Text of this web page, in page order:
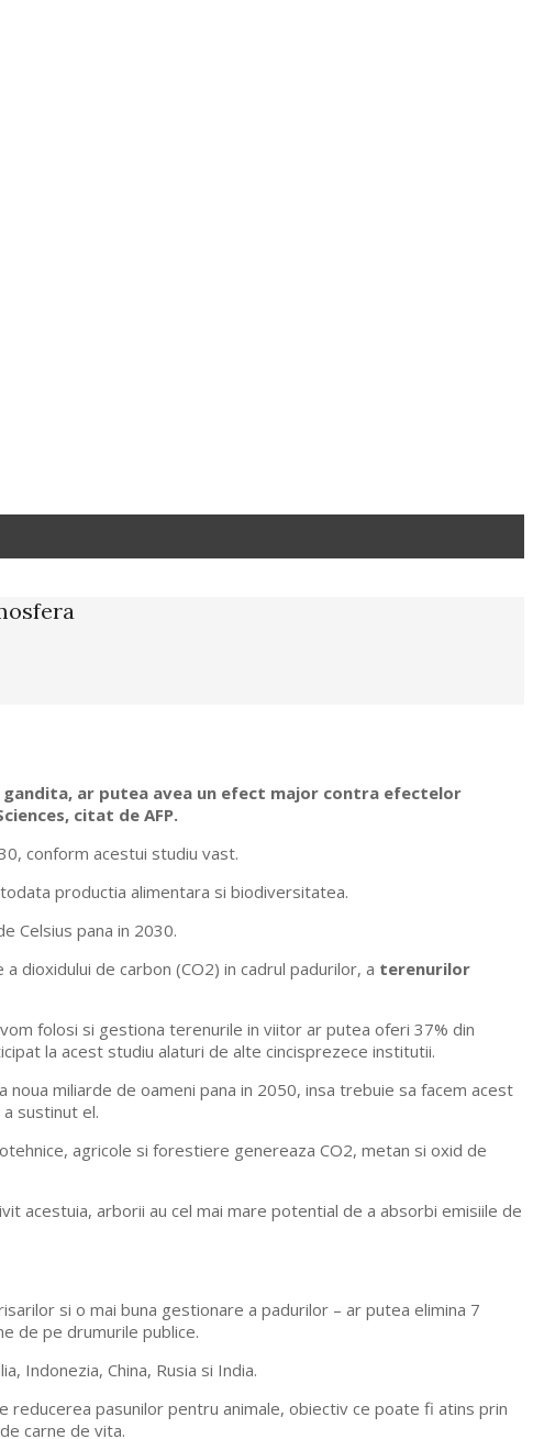
gandita, ar putea avea un efect major contra efectelor
citat de AFP.
conform acestui studiu vast.
productia alimentara si biodiversitatea.
Celsius pana in 2030.
dioxidului de carbon (CO2) in cadrul padurilor, a terenurilor
folosi si gestiona terenurile in viitor ar putea oferi 37% din
la acest studiu alaturi de alte cincisprezece institutii.
miliarde de oameni pana in 2050, insa trebuie sa facem acest
sustinut el.
agricole si forestiere genereaza CO2, metan si oxid de
acestuia, arborii au cel mai mare potential de a absorbi emisiile de
si o mai buna gestionare a padurilor – ar putea elimina 7
de pe drumurile publice.
Indonezia, China, Rusia si India.
pasunilor pentru animale, obiectiv ce poate fi atins prin
carne de vita.